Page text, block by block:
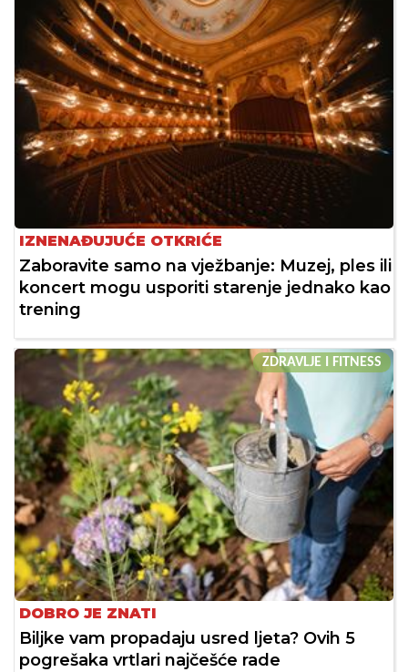
IZNENAĐUJUĆE OTKRIĆE
Zaboravite samo na vježbanje: Muzej, ples ili
koncert mogu usporiti starenje jednako kao
trening
ZDRAVLJE I FITNESS
DOBRO JE ZNATI
Biljke vam propadaju usred ljeta? Ovih 5
pogrešaka vrtlari najčešće rade